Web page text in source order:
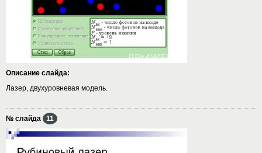
Описание слайда:
Лазер, двухуровневая модель.
№ слайда 11